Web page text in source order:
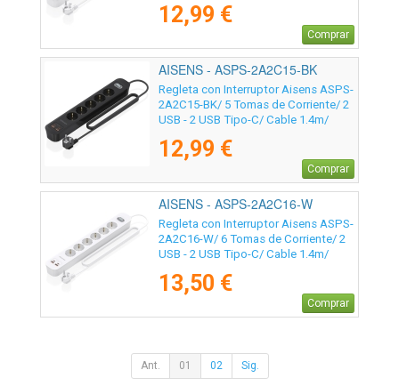
12,99 €
Comprar
AISENS - ASPS-2A2C15-BK
Regleta con Interruptor Aisens ASPS-
2A2C15-BK/ 5 Tomas de Corriente/ 2
USB - 2 USB Tipo-C/ Cable 1.4m/
12,99 €
Comprar
AISENS - ASPS-2A2C16-W
Regleta con Interruptor Aisens ASPS-
2A2C16-W/ 6 Tomas de Corriente/ 2
USB - 2 USB Tipo-C/ Cable 1.4m/
13,50 €
Comprar
Ant. 01 02 Sig.